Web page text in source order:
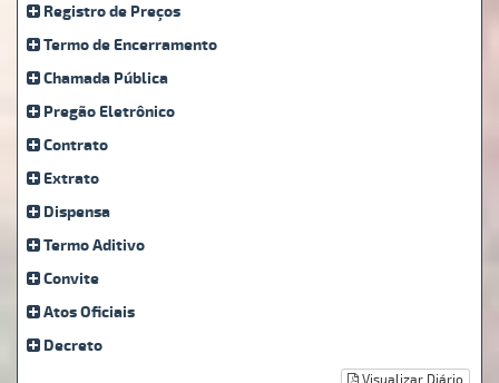
Registro de Preços
Termo de Encerramento
Chamada Pública
Pregão Eletrônico
Contrato
Extrato
Dispensa
Termo Aditivo
Convite
Atos Oficiais
Decreto